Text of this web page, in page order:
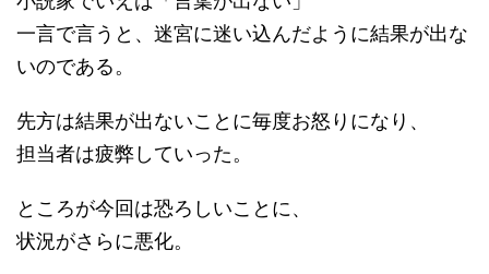
一言で言うと、迷宮に迷い込んだように結果が出な
いのである。
先方は結果が出ないことに毎度お怒りになり、
担当者は疲弊していった。
ところが今回は恐ろしいことに、
状況がさらに悪化。